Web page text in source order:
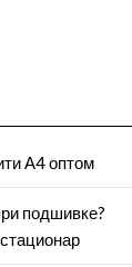
А4 оптом
подшивке?